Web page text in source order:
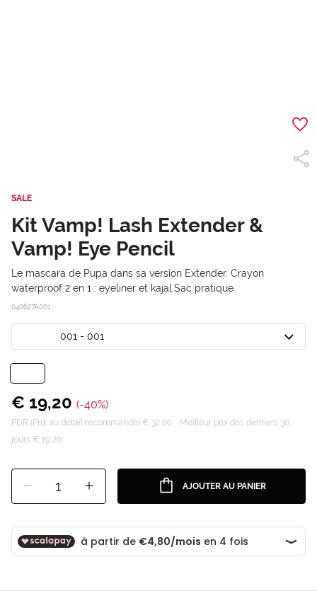
SALE
Kit Vamp! Lash Extender &
Vamp! Eye Pencil
Le mascara de Pupa dans sa version Extender. Crayon
waterproof 2 en 1 : eyeliner et kajal.Sac pratique
040627A001
001 - 001
€ 19,20 (-40%)
PDR (Prix au détail recommandé) € 32,00
Meilleur prix des derniers 30
jours € 19,20
1 AJOUTER AU PANIER